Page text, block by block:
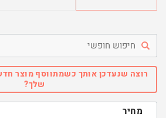
חיפוש
חופשי
רוצה שנעדכן אותך כשמתווסף מוצר
שלך?
מחיר